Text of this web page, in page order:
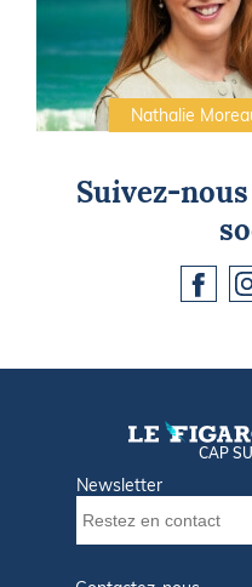
Nathalie
Suivez-
CAP
Newsletter